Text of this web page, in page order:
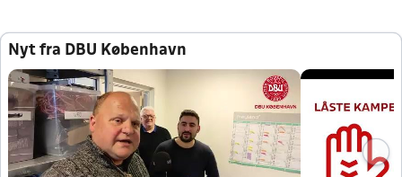
Nyt fra DBU København